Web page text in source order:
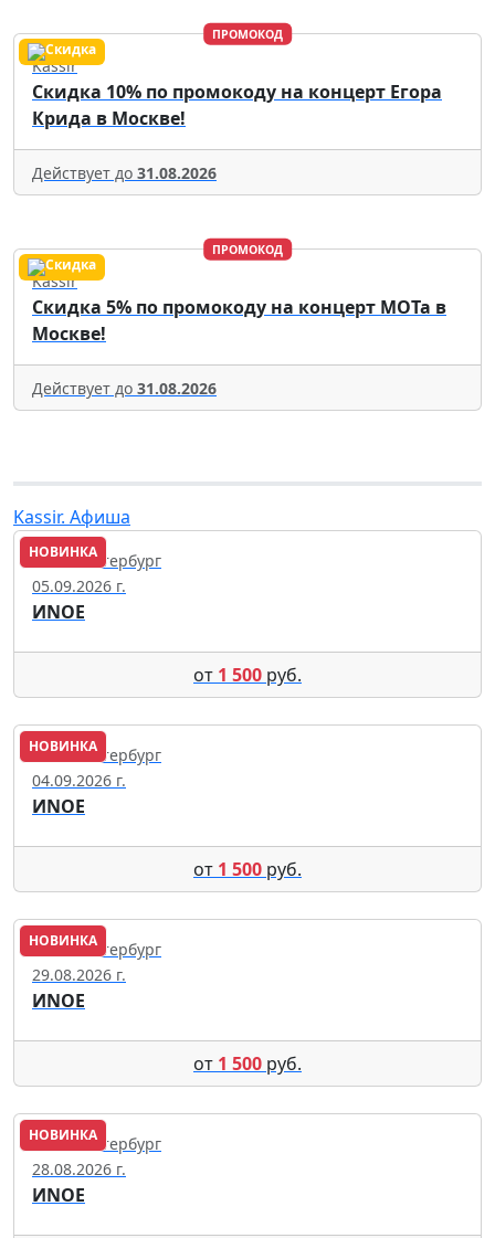
ПРОМОКОД
Kassir
Скидка 10% по промокоду на концерт Егора
Крида в Москве!
Действует до 31.08.2026
ПРОМОКОД
Kassir
Скидка 5% по промокоду на концерт МОТа в
Москве!
Действует до 31.08.2026
Kassir. Афиша
НОВИНКА
Санкт-Петербург
05.09.2026 г.
ИNОЕ
от 1 500 руб.
НОВИНКА
Санкт-Петербург
04.09.2026 г.
ИNОЕ
от 1 500 руб.
НОВИНКА
Санкт-Петербург
29.08.2026 г.
ИNОЕ
от 1 500 руб.
НОВИНКА
Санкт-Петербург
28.08.2026 г.
ИNОЕ